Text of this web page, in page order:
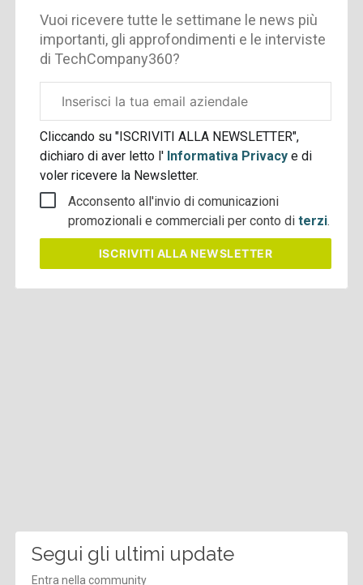
Vuoi ricevere tutte le settimane le news più
importanti, gli approfondimenti e le interviste
di TechCompany360?
aziendale
Cliccando su "ISCRIVITI ALLA NEWSLETTER",
dichiaro di aver letto l' Informativa Privacye di
voler ricevere la Newsletter.
Acconsento all'invio di comunicazioni
promozionali e commerciali per conto diterzi.
ISCRIVITI ALLA NEWSLETTER
Segui gli ultimi update
Entra nella community